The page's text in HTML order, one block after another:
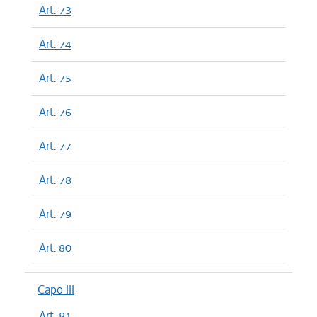
Art. 73
Art. 74
Art. 75
Art. 76
Art. 77
Art. 78
Art. 79
Art. 80
Capo III